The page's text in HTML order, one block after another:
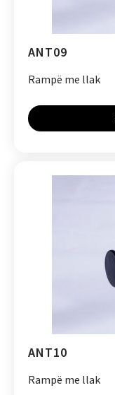
ANT09
Rampë me llak
ANT10
Rampë me llak